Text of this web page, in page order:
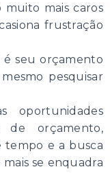
muito mais caros
frustração
seu orçamento
pesquisar
oportunidades
de orçamento,
tempo e a busca
se enquadra